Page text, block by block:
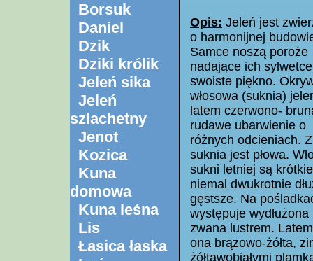
Borsuk
Daniel
Dzik
Dziki królik
Jeleń sika
Jeleń
szlachetny
Jenot
Kozica
Kuna
domowa
Kuna leśna
Lis
Łasica łaska
Opis: Jeleń jest
o harmonijnej
Samce noszą poroże
nadające ich sylwetce
swoiste piękno.
włosowa (suknia)
latem czerwono-
rudawe ubarwienie o
różnych odcieniach.
suknia jest płowa.
sukni letniej są
niemal dwukrotnie
gęstsze. Na
występuje wydłużona
zwana lustrem.
ona brązowo-żółta,
żółtawobiałymi